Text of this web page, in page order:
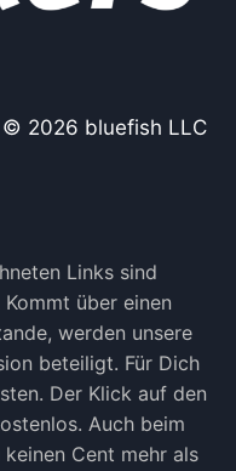
© 2026 bluefish LLC
Links sind
über einen
werden unsere
beteiligt. Für Dich
Der Klick auf den
Auch beim
Cent mehr als